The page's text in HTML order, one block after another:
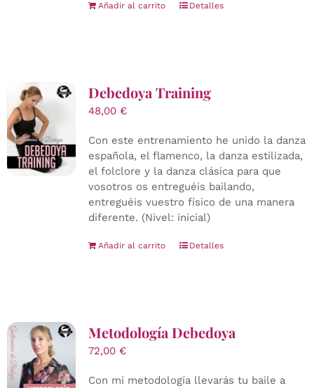
Añadir al carrito Detalles
Debedoya Training
48,00 €
Con este entrenamiento he unido la danza
española, el flamenco, la danza estilizada,
el folclore y la danza clásica para que
vosotros os entreguéis bailando,
entreguéis vuestro físico de una manera
diferente. (Nivel: inicial)
Añadir al carrito Detalles
Metodología Debedoya
72,00 €
Con mi metodología llevarás tu baile a